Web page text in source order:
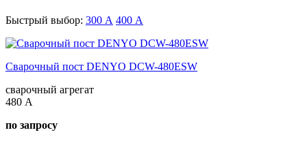
Быстрый выбор: 300 А 400 А
Сварочный пост DENYO DCW-480ESW
сварочный агрегат
480 А
по запросу